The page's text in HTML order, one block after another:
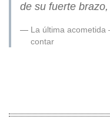
de su fuerte
La última acometida
contar